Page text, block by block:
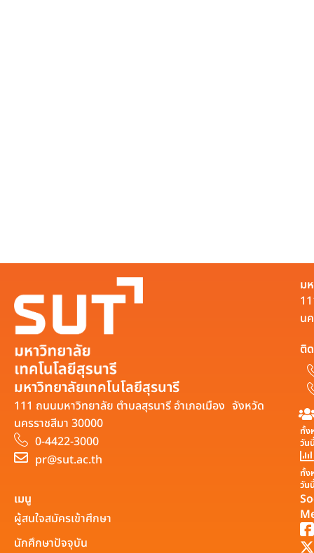
มหาวิทยาลัยเทคโนโลยีสุรนารี
111 ถนนมหาวิทยาลัย ตำบลสุรนารี อำเภอเมือง จังหวัด
นครราชสีมา 30000
0-4422-3000
pr@sut.ac.th
ม
น
ติ
ทั้ง
วัน
ทั้ง
วัน
เมนู
ผู้สนใจสมัครเข้าศึกษา
นักศึกษาปัจจุบัน